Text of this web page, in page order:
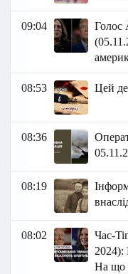
09:04
Голос
08:53 Цей
08:36
08:19
08:02
Час-
2024):
На що